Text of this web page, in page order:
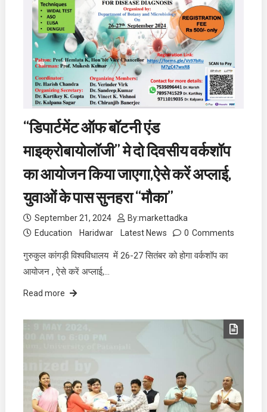
“डिपार्टमेंट ऑफ बॉटनी एंड
माइक्रोबायोलॉजी” मे दो दिवसीय वर्कशॉप
का आयोजन किया जाएगा,ऐसे करें अप्लाई,
युवाओं के पास सुनहरा “मौका”
September 21, 2024 By:markettadka
Education
Haridwar Latest News 0 Comments
गुरुकुल कांगड़ी विश्वविधालय में 26-27 सितंबर को होगा वर्कशॉप का
आयोजन , ऐसे करें अप्लाई,…
Read more